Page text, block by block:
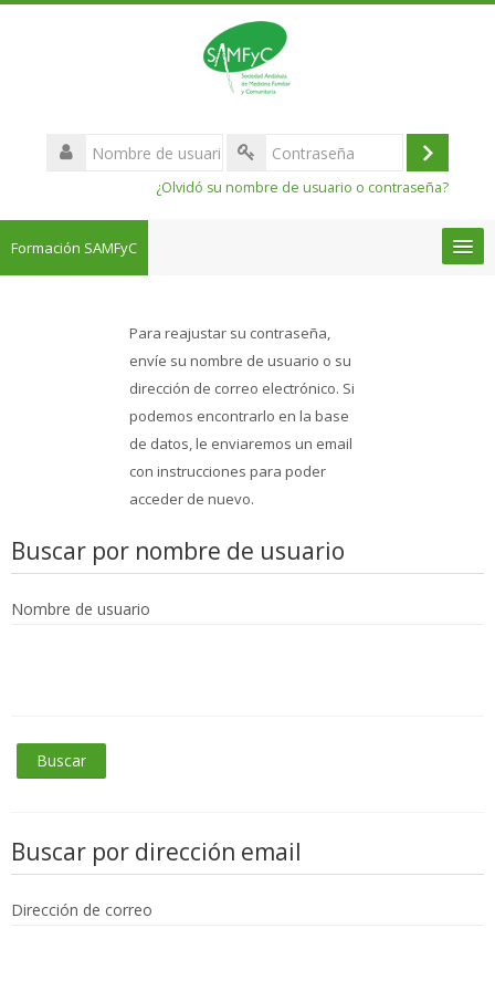
Nombre
de
Acceder
¿Olvidó su nombre de usuario o contraseña?
Formación SAMFyC
Buscar
cursos
Enviar
Para reajustar su contraseña,
envíe su nombre de usuario o su
dirección de correo electrónico. Si
podemos encontrarlo en la base
de datos, le enviaremos un email
con instrucciones para poder
acceder de nuevo.
Buscar por nombre de usuario
Nombre de usuario
Buscar por dirección email
Dirección de correo